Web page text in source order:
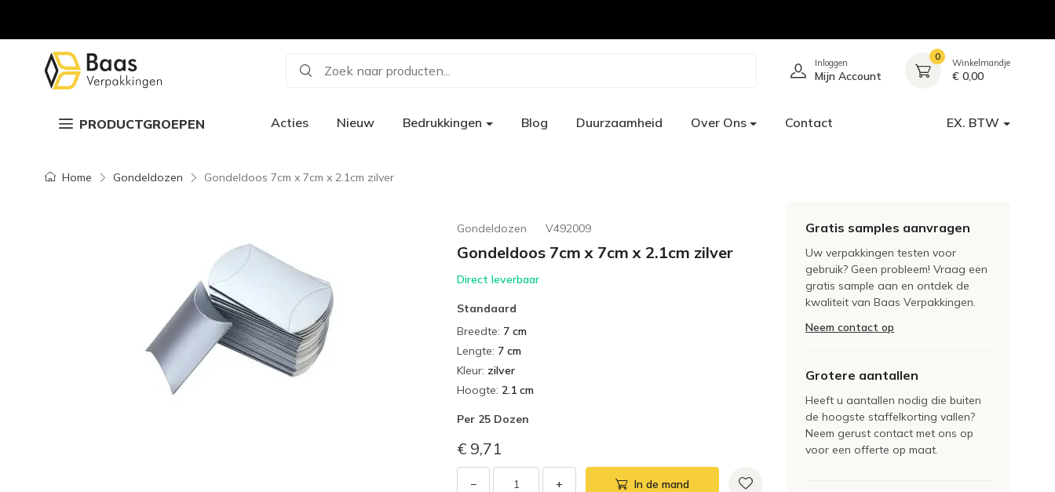
Zoek naar producten... Inloggen
Mijn Account
0
Winkelmandje
€ 0,00
PRODUCTGROEPEN Acties Nieuw Bedrukkingen Blog Duurzaamheid Over Ons Contact EX. BTW
Home Gondeldozen Gondeldoos 7cm x 7cm x 2.1cm zilver
Gondeldozen V492009
Gondeldoos 7cm x 7cm x 2.1cm zilver
Direct leverbaar
Standaard
Breedte: 7 cm
Lengte: 7 cm
Kleur: zilver
Hoogte: 2.1 cm
Per 25 Dozen
€ 9,71
− + In de mand
Gratis samples aanvragen
Uw verpakkingen testen voor
gebruik? Geen probleem! Vraag een
gratis sample aan en ontdek de
kwaliteit van Baas Verpakkingen.
Neem contact op
Grotere aantallen
Heeft u aantallen nodig die buiten
de hoogste staffelkorting vallen?
Neem gerust contact met ons op
voor een offerte op maat.